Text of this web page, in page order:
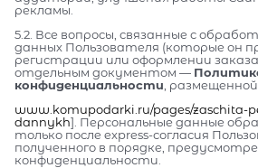
рекламы.
5.2. Все вопросы, связанные с
данных Пользователя (которые он
регистрации или оформлении
отдельным документом —
конфиденциальности ,
www.komupodarki.ru/pages/zaschita-
dannykh]. Персональные данные
только после express-согласия
полученного в порядке,
конфиденциальности.